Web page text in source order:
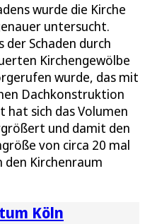
wurde die Kirche
untersucht.
der Schaden durch
Kirchengewölbe
wurde, das mit
Dachkonstruktion
hat sich das Volumen
und damit den
von circa 20 mal
Kirchenraum
Köln